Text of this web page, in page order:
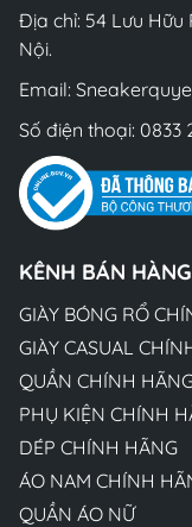
Địa chỉ: 54 Lưu Hữu
Nội.
Email:
Số điện thoại: 0833
KÊNH BÁN HÀNG
GIÀY BÓNG RỔ
GIÀY CASUAL
QUẦN CHÍNH
PHỤ KIỆN CHÍNH
DÉP CHÍNH HÃNG
ÁO NAM CHÍNH
QUẦN ÁO NỮ